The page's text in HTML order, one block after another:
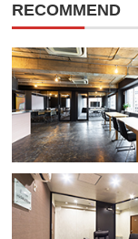
RECOMMEND